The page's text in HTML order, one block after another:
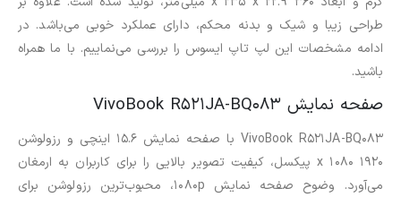
طراحی زیبا و شیک و بدنه محکم، دارای عملکرد خوبی می‌باشد. در
ادامه مشخصات این لپ تاپ ایسوس را بررسی می‌نماییم. با ما همراه
باشید.
صفحه نمایش VivoBook R521JA-BQ083
VivoBook R521JA-BQ083 با صفحه نمایش 15.6 اینچی و رزولوشن
۱۹۲۰ x ۱۰۸۰ پیکسل، کیفیت تصویر بالایی را برای کاربران به ارمغان
می‌آورد. وضوح صفحه نمایش 1080p، محبوب‌ترین رزولوشن برای